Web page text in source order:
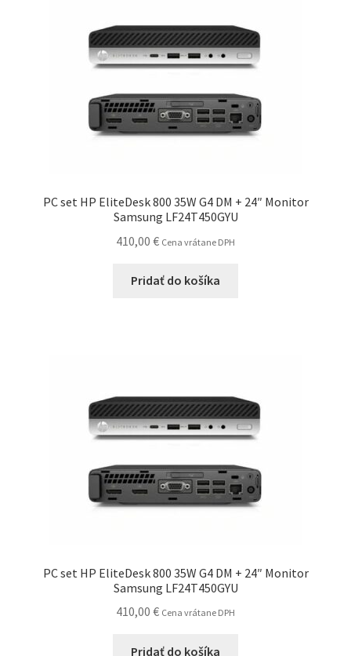
PC set HP EliteDesk 800 35W G4 DM + 24″ Monitor
Samsung LF24T450GYU
410,00 € Cena vrátane DPH
Pridať do košíka
PC set HP EliteDesk 800 35W G4 DM + 24″ Monitor
Samsung LF24T450GYU
410,00 € Cena vrátane DPH
Pridať do košíka